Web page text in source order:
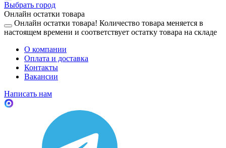
Выбрать город
Онлайн остатки товара
Онлайн остатки товара! Количество товара меняется в
настоящем времени и соответствует остатку товара на складе
О компании
Оплата и доставка
Контакты
Вакансии
Написать нам